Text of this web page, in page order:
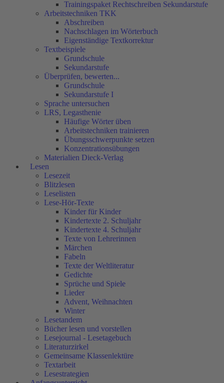
Trainingspaket Rechtschreiben Sekundarstufe
Arbeitstechniken TKK
Abschreiben
Nachschlagen im Wörterbuch
Eigenständige Textkorrektur
Textbeispiele
Grundschule
Sekundarstufe
Überprüfen, bewerten...
Grundschule
Sekundarstufe I
Sprache untersuchen
LRS, Legasthenie
Häufige Wörter üben
Arbeitstechniken trainieren
Übungsschwerpunkte setzen
Konzentrationsübungen
Materialien Dieck-Verlag
Lesen
Lesezeit
Blitzlesen
Leselisten
Lese-Hör-Texte
Kinder für Kinder
Kindertexte 2. Schuljahr
Kindertexte 4. Schuljahr
Texte von Lehrerinnen
Märchen
Fabeln
Texte der Weltliteratur
Gedichte
Sprüche und Spiele
Lieder
Advent, Weihnachten
Winter
Lesetandem
Bücher lesen und vorstellen
Lesejournal - Lesetagebuch
Literaturzirkel
Gemeinsame Klassenlektüre
Textarbeit
Lesestrategien